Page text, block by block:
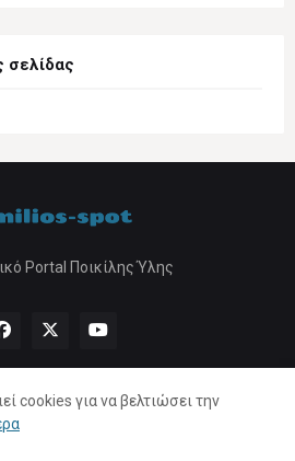
σελίδας
Portal Ποικίλης Ύλης
Πολιτική Απορρήτου
cookies για να βελτιώσει την